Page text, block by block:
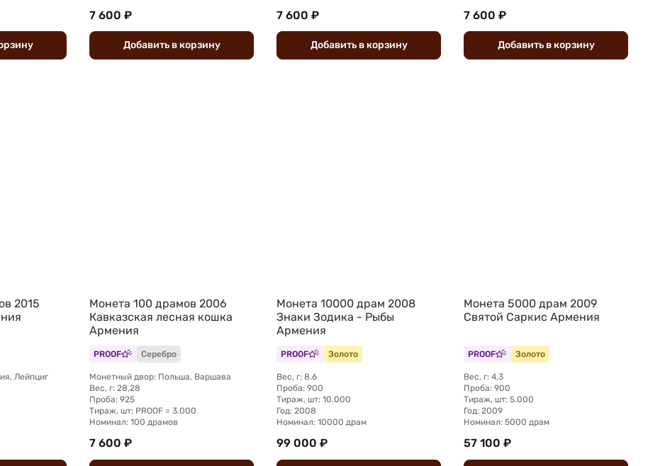
7 600 ₽
Добавить вкорзину
7 600 ₽
Добавить вкорзину
7 600 ₽
Добавить вкорзину
2015
Лейпциг
Монета 100 драмов 2006
Кавказская лесная кошка
Армения
PROOF Серебро
Монетный двор: Польша, Варшава
Вес, г: 28,28
Проба: 925
Тираж, шт: PROOF = 3.000
Номинал: 100 драмов
7 600 ₽
Монета 10000 драм 2008
Знаки Зодика - Рыбы
Армения
PROOF Золото
Вес, г: 8,6
Проба: 900
Тираж, шт: 10.000
Год: 2008
Номинал: 10000 драм
99 000 ₽
Монета 5000 драм 2009
Святой Саркис Армения
PROOF Золото
Вес, г: 4,3
Проба: 900
Тираж, шт: 5.000
Год: 2009
Номинал: 5000 драм
57 100 ₽